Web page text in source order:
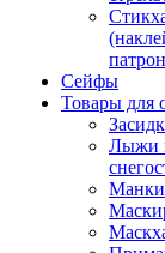
Сейфы
Товары для
Лыжи
Манки